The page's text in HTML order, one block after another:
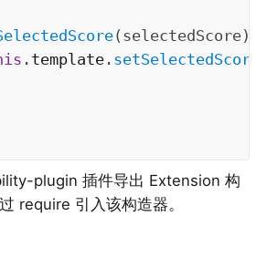
( selectedScore)
. template . setSelectedScore
plugin 插件导出 Extension 构
require 引入该构造器。